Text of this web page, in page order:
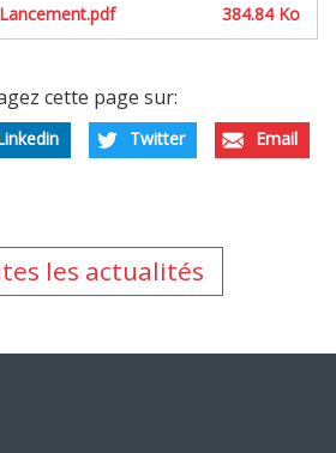
384.84 Ko
cette page sur:
Twitter Email
les actualités